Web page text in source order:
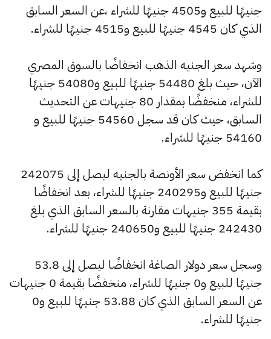
جنيهًا للبيع و4505 جنيهًا للشراء ،عن السعر السابق
الذي كان 4545 جنيهًا للبيع و4515 جنيهًا للشراء.
وشهد سعر الجنيه الذهب انخفاضًا بالسوق المصري
الآن، حيث بلغ 54480 جنيهًا للبيع و54080 جنيهًا
للشراء، منخفضًا بمقدار 80 جنيهات عن التحديث
السابق، حيث كان قد سجل 54560 جنيهًا للبيع و
54160 جنيهًا للشراء.
كما انخفض سعر الأونصة بالجنيه ليصل إلى 242075
جنيهًا للبيع و240295 جنيهًا للشراء، بعد انخفاضًا
بقيمة 355 جنيهات مقارنة بالسعر السابق الذي بلغ
242430 جنيهًا للبيع و240650 جنيهًا للشراء.
وسجل سعر دولار الصاغة انخفاضًا ليصل إلى 53.8
جنيهًا للبيع و0 جنيهًا للشراء، منخفضًا بقيمة 0 جنيهات
عن السعر السابق الذي كان 53.88 جنيهًا للبيع و0
جنيهًا للشراء.